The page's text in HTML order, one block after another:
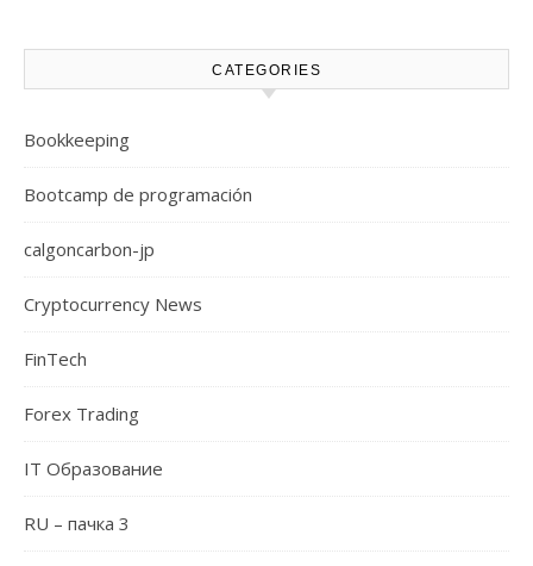
CATEGORIES
Bookkeeping
Bootcamp de programación
calgoncarbon-jp
Cryptocurrency News
FinTech
Forex Trading
IT Образование
RU – пачка 3